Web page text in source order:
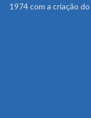
1974 com a criação